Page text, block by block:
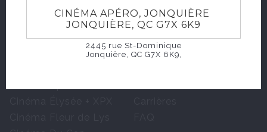
Vérifier une carte
cadeau
Cinéma Triomphe
À propos
CINÉMA APÉRO, JONQUIÈRE
JONQUIÈRE, QC G7X 6K9
2445 rue St-Dominique
Jonquière, QC G7X 6K9,